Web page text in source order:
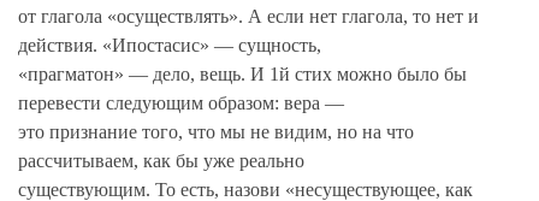
от глагола «осуществлять». А если нет глагола, то нет и
действия. «Ипостасис» — сущность,
«прагматон» — дело, вещь. И 1й стих можно было бы
перевести следующим образом: вера —
это признание того, что мы не видим, но на что
рассчитываем, как бы уже реально
существующим. То есть, назови «несуществующее, как